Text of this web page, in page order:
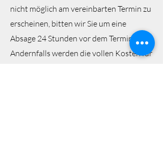
nicht möglich am vereinbarten Termin zu
erscheinen, bitten wir Sie um eine
Absage 24 Stunden vor dem Termin.
Andernfalls werden die vollen Kosten für